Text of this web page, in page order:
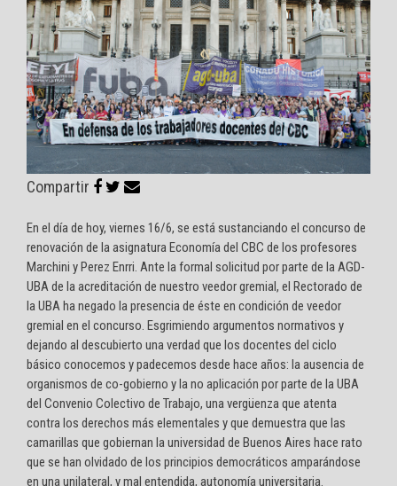
Compartir
En el día de hoy, viernes 16/6, se está sustanciando el concurso de
renovación de la asignatura Economía del CBC de los profesores
Marchini y Perez Enrri. Ante la formal solicitud por parte de la AGD-
UBA de la acreditación de nuestro veedor gremial, el Rectorado de
la UBA ha negado la presencia de éste en condición de veedor
gremial en el concurso. Esgrimiendo argumentos normativos y
dejando al descubierto una verdad que los docentes del ciclo
básico conocemos y padecemos desde hace años: la ausencia de
organismos de co-gobierno y la no aplicación por parte de la UBA
del Convenio Colectivo de Trabajo, una vergüenza que atenta
contra los derechos más elementales y que demuestra que las
camarillas que gobiernan la universidad de Buenos Aires hace rato
que se han olvidado de los principios democráticos amparándose
en una unilateral, y mal entendida, autonomía universitaria.